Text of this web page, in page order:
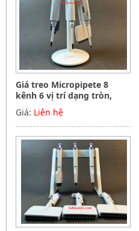
Giá treo Micropipete 8
kênh 6 vị trí dạng tròn,
Hãng Phoenix instrument
Germany
Giá: Liên hệ